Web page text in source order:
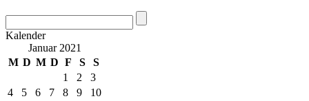
Kalender
Januar 2021
M D M D F S
S
1
2
3
4
5 6 7 8 9
10